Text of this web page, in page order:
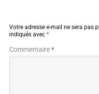
Votre adresse e-mail ne sera pas
indiqués avec *
Commentaire*